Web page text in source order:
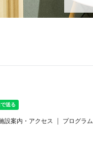
設案内・アクセス プログラム